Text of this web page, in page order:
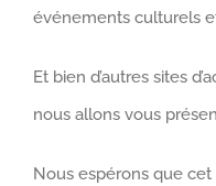
événements culturels
Et bien d’autres sites
nous allons vous
Nous espérons que